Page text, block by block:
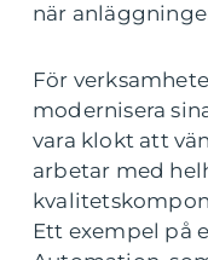
när
För
modernisera
vara klokt att
arbetar med
Ett exempel på